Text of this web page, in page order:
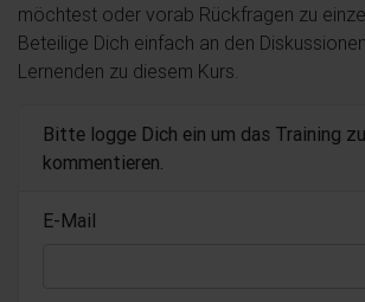
möchtest oder vorab Rückfragen zu
Beteilige Dich einfach an den
Lernenden zu diesem Kurs.
Bitte logge Dich ein um das Training zu
kommentieren.
E-Mail